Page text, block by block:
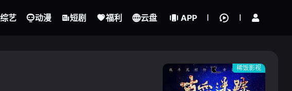
综艺 动漫 短剧 福利 云盘 APP
稀饭影视